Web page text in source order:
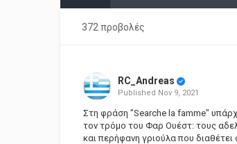
372 προβολές
RC_Andreas
Published Nov 9, 2021
Στη φράση "Searche la famme"
τον τρόμο του Φαρ Ουέστ: τους
και περήφανη γριούλα που